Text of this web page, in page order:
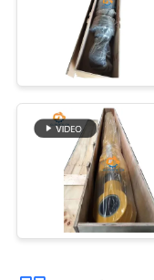
POLITIQUE